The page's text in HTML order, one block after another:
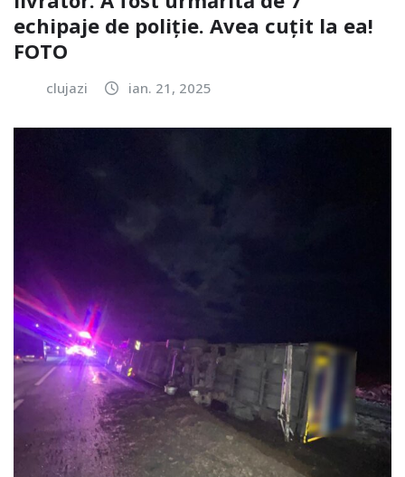
echipaje de poliție. Avea cuțit la ea!
FOTO
clujazi ian. 21, 2025